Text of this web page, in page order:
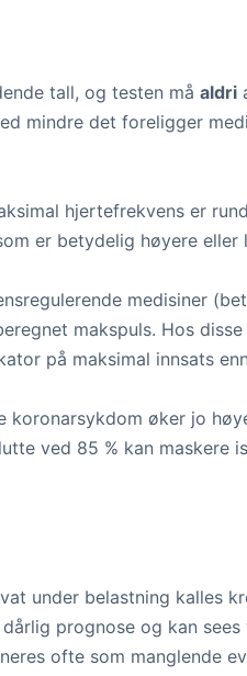
tall, og testen må aldri
mindre det foreligger
hjertefrekvens er
er betydelig høyere eller
medisiner
makspuls. Hos
på maksimal innsats
koronarsykdom øker jo
ved 85 % kan maskere
under belastning kalles
prognose og kan
ofte som manglende